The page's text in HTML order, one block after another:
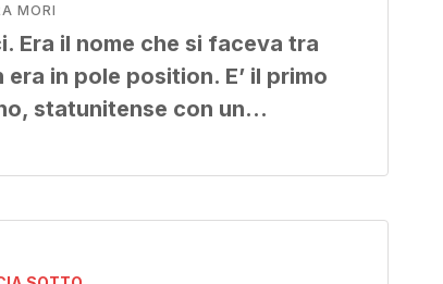
MORI
il nome che si faceva tra
in pole position. E’ il primo
statunitense con un…